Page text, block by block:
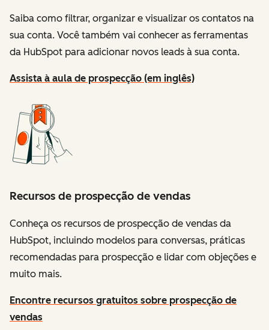
Saiba como filtrar, organizar e visualizar os contatos na
sua conta. Você também vai conhecer as ferramentas
da HubSpot para adicionar novos leads à sua conta.
Assista à aula de prospecção (em inglês)
Recursos de prospecção de vendas
Conheça os recursos de prospecção de vendas da
HubSpot, incluindo modelos para conversas, práticas
recomendadas para prospecção e lidar com objeções e
muito mais.
Encontre recursos gratuitos sobre prospecção de
vendas